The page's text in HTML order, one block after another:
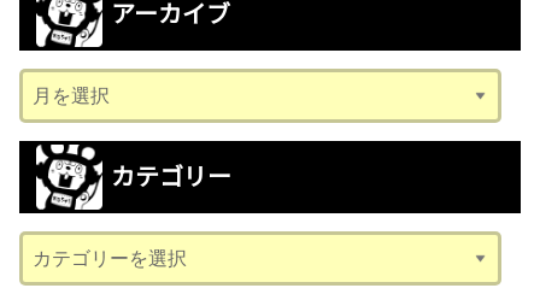
アーカイブ
ー
カ
ブ
カテゴリー
テ